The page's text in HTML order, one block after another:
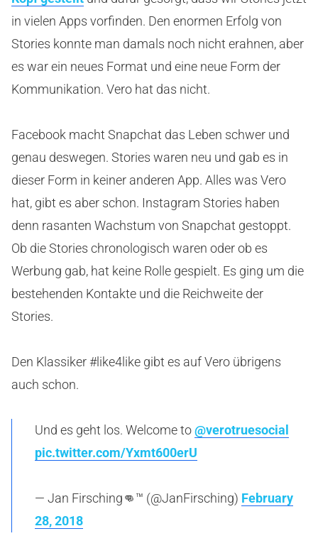
in vielen Apps vorfinden. Den enormen Erfolg von
Stories konnte man damals noch nicht erahnen, aber
es war ein neues Format und eine neue Form der
Kommunikation. Vero hat das nicht.
Facebook macht Snapchat das Leben schwer und
genau deswegen. Stories waren neu und gab es in
dieser Form in keiner anderen App. Alles was Vero
hat, gibt es aber schon. Instagram Stories haben
denn rasanten Wachstum von Snapchat gestoppt.
Ob die Stories chronologisch waren oder ob es
Werbung gab, hat keine Rolle gespielt. Es ging um die
bestehenden Kontakte und die Reichweite der
Stories.
Den Klassiker #like4like gibt es auf Vero übrigens
auch schon.
Und es geht los. Welcome to@verotruesocial
pic.twitter.com/Yxmt600erU
— Jan Firsching👊™ (@JanFirsching) February
28, 2018